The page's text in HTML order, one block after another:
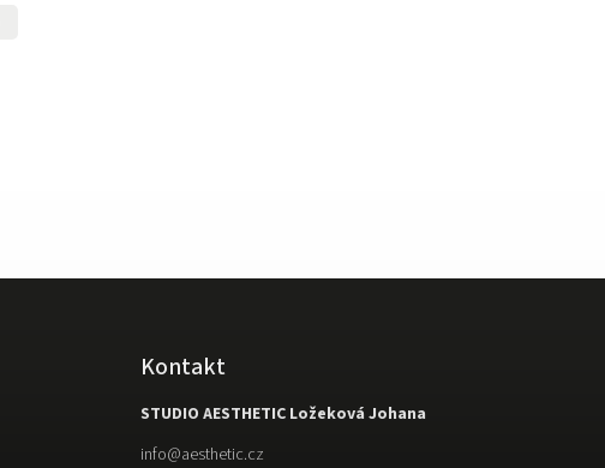
Kontakt
STUDIO AESTHETIC Ložeková Johana
info@aesthetic.cz